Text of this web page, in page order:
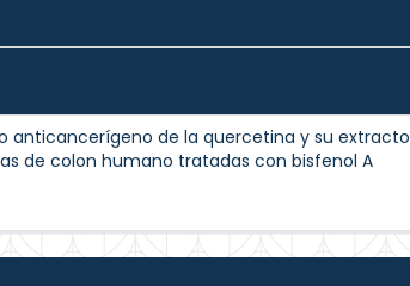
anticancerígeno de la quercetina y su extracto
de colon humano tratadas con bisfenol A